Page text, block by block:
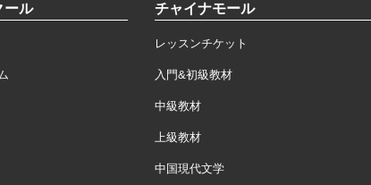
ール チャイナモール
レッスンチケット
入門&初級教材
中級教材
上級教材
中国現代文学